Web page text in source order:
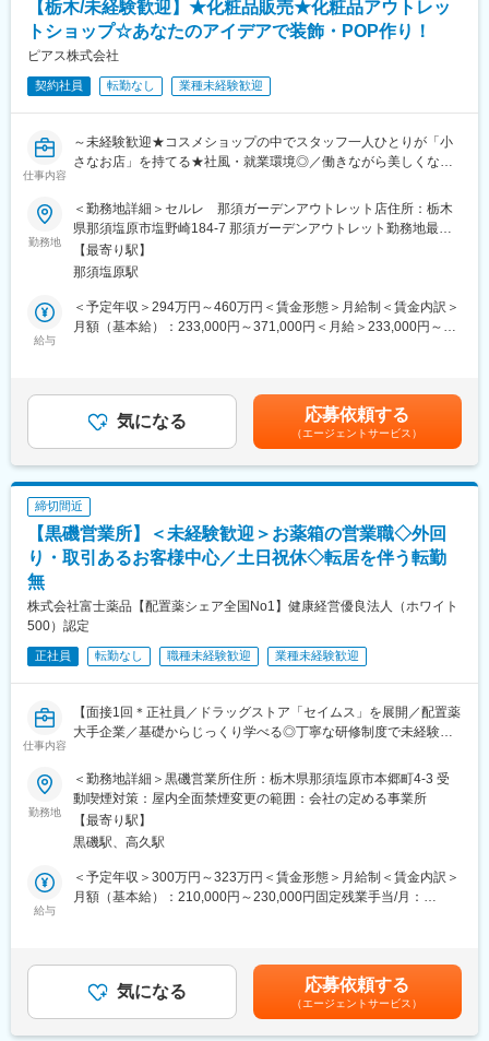
変更の範囲：会社の定める業務
・当社には“自分以外はすべてお客様“という考えが浸透し、年齢や
役職に関係なく、スタッフがお互いに思いやりをもって働ける環
境です。
・年に一度表彰制度あり！ご自身の頑張りをしっかりと認めても
らえる環境です。
・個人ノルマはなく、チームで業務を進めるのが当社の特徴で
す。仲間と目標達成したときは大きなやりがいを感じられます！
■ご入社後の流れ
2.ブランド研修：対面7日間（大阪へ出張）
3.店舗OJT
先輩の手つきを見せてもらいながら何度もタッチアップの練習を
し、アドバイスしてもらえるので一人で悩むこともありません。
い方だと入店1ヵ月程度で1人立ちとなります。
※その後も3年間にわたってメイクアップ・スキンケアに関する定
大手美容メーカーだから実現できる！
1）チーフ（店長）やエリアマネージャー、ブランド責任者のよう
なマネジメントを目指せます
2）ピアスグループ内の様々な美容ブランドへ異動して新たな職種
にチャレンジできます
3）本社で人事・製品プロモーション・マーケティングなどに携わ
れるチャンスもあります
・当社製品を特別価格で購入可能。働きながら自身も美しくなれ
ます！
・奨学金代理返済制度あり
【栃木/未経験歓迎】★化粧品販売★化粧品アウトレッ
トショップ☆あなたのアイデアで装飾・POP作り！
ピアス株式会社
契約社員 転勤なし 業種未経験歓迎
仕事内容
～未経験歓迎★コスメショップの中でスタッフ一人ひとりが「小
さなお店」を持てる★社風・就業環境◎／働きながら美しくなれ
■仕事内容：
コスメ販売・接客サービスはもちろん、ディスプレイやPOP作成
もおまかせいたします。
◎セルレについて
国内外のコスメブランドの製品を、80～30％OFFで販売するアウ
月に1回は新しい製品が入ってくるから、定期的にお店を覗きに来
て頂く常連様もたくさん！
もちろんスタッフにとっても、いつも新しいコスメとの出会いが
■風通しの良い職場環境
・ショップ中のひとつのコーナーを、自分で販売するものを決め
てディスプレイなどを工夫して運営できます。
・自分のアイデアを取り入れて結果に繋がるので非常にやりがい
す。
仲間と目標達成したときは大きなやりがいを感じられます！
からしっかり研修します。
・全国の店舗の成功事例が共有されるので、あなたの販売スキ
・人間関係や風通しのよさが当社の魅力の一つ。先輩方が丁寧に
業務をサポートしてくれます。
■豊富なキャリアパス：
大手美容メーカーだから実現できる様々なキャリアアップ！
1）チーフ（店長）やエリアマネージャー、ブランド責任者のよう
なマネジメントを目指せます
ン・マーケティングなどに携われるチャンスもあります
勤務地
＜勤務地詳細＞セルレ 那須ガーデンアウトレット店住所：栃木
県那須塩原市塩野崎184-7 那須ガーデンアウトレット勤務地最寄
駅：東北本線／那須塩原駅受動喫煙対策：屋内全面禁煙
【最寄り駅】
那須塩原駅
給与
＜予定年収＞294万円～460万円＜賃金形態＞月給制＜賃金内訳＞
月額（基本給）：233,000円～371,000円＜月給＞233,000円～
給額15万円）※特別賞与は業績状況による■モデル年収：スタッフ
（3年目）341万円チーフ（5年目）397万円賃金はあくまでも目安
の金額であり、選考を通じて上下する可能性があります。月給(月
額)は固定手当を含めた表記です。
気になる 応募依頼する
（エージェントサービス）
締切間近
【黒磯営業所】＜未経験歓迎＞お薬箱の営業職◇外回
り・取引あるお客様中心／土日祝休◇転居を伴う転勤
無
株式会社富士薬品【配置薬シェア全国No1】健康経営優良法人（ホワイト
500）認定
正社員 転勤なし 職種未経験歓迎 業種未経験歓迎
仕事内容
【面接1回＊正社員／ドラッグストア「セイムス」を展開／配置薬
大手企業／基礎からじっくり学べる◎丁寧な研修制度で未経験の
■職務内容：
担当エリアのお客様（個人宅や企業）へ訪問し、配置薬（お薬
箱）や健康食品の提案をお任せします。
※既に、取引のあるお客様先を訪問するスタイルです。
＜仕事の流れ＞
たり20～30分程度）
勤務地
＜勤務地詳細＞黒磯営業所住所：栃木県那須塩原市本郷町4-3 受
動喫煙対策：屋内全面禁煙変更の範囲：会社の定める事業所
【最寄り駅】
黒磯駅、高久駅
給与
＜予定年収＞300万円～323万円＜賃金形態＞月給制＜賃金内訳＞
月額（基本給）：210,000円～230,000円固定残業手当/月：
年収は当社規定に基づき、年齢や経験に応じて決定します。・昇
給：年1回（4月）＜モデル給与＞※入社3年目平均基本給＋各種手
当＋業績連動給→総支給月額344,141円※業績連動給：月の予算達
成や売り上げに対して支払われます。賃金はあくまでも目安の金
気になる 応募依頼する
（エージェントサービス）